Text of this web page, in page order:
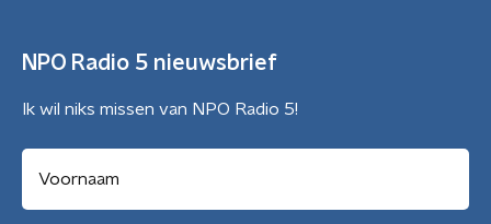
NPO Radio 5 nieuwsbrief
Ik wil niks missen van NPO Radio 5!